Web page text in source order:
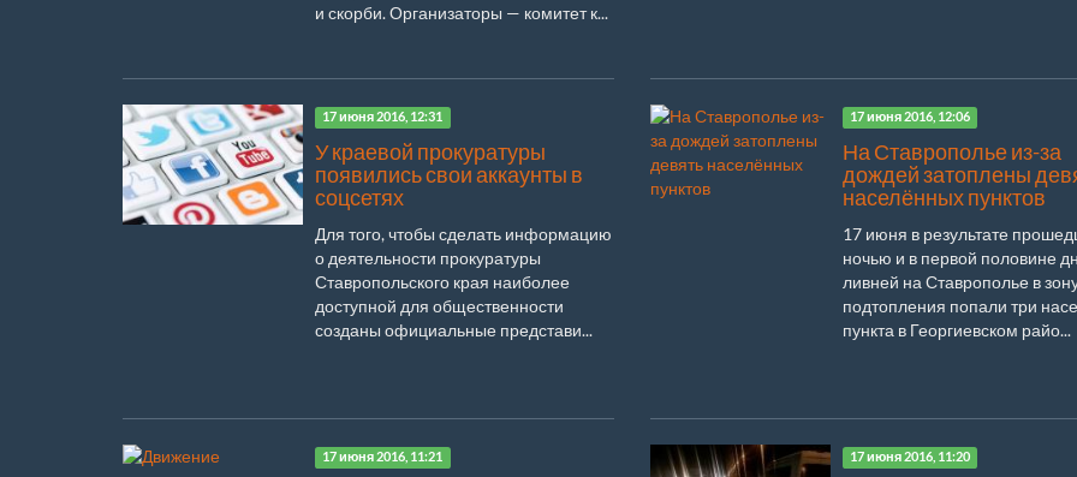
и скорби. Организаторы — комитет к...
17 июня 2016, 12:31
У краевой прокуратуры
появились свои аккаунты в
соцсетях
Для того, чтобы сделать информацию
о деятельности прокуратуры
Ставропольского края наиболее
доступной для общественности
созданы официальные представи...
17 июня 2016, 12:06
На Ставрополье из-за
дождей затоплены
населённых пунктов
17 июня в результате
ночью и в первой половине
ливней на Ставрополье в
подтопления попали три
пункта в Георгиевском райо...
17 июня 2016, 11:21 17 июня 2016, 11:20